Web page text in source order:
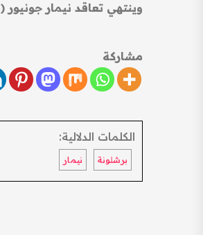
وينتهي تعاقد نيمار جونيور (31 عاما) مع بي إس جي في صيف 2025، وأكدت تقارير وجود بند يمد التعاقد تلقائيا حتى 2027.
مشاركة
الكلمات الدلالية:
برشلونة نيمار